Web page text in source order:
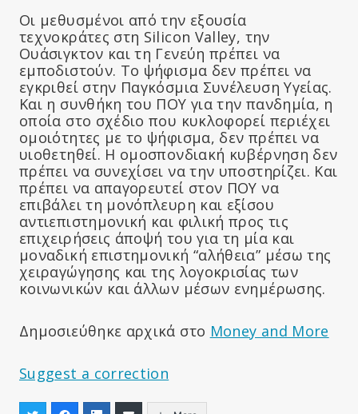
Οι μεθυσμένοι από την εξουσία
τεχνοκράτες στη Silicon Valley, την
Ουάσιγκτον και τη Γενεύη πρέπει να
εμποδιστούν. Το ψήφισμα δεν πρέπει να
εγκριθεί στην Παγκόσμια Συνέλευση Υγείας.
Και η συνθήκη του ΠΟΥ για την πανδημία, η
οποία στο σχέδιο που κυκλοφορεί περιέχει
ομοιότητες με το ψήφισμα, δεν πρέπει να
υιοθετηθεί. Η ομοσπονδιακή κυβέρνηση δεν
πρέπει να συνεχίσει να την υποστηρίζει. Και
πρέπει να απαγορευτεί στον ΠΟΥ να
επιβάλει τη μονόπλευρη και εξίσου
αντιεπιστημονική και φιλική προς τις
επιχειρήσεις άποψή του για τη μία και
μοναδική επιστημονική “αλήθεια” μέσω της
χειραγώγησης και της λογοκρισίας των
κοινωνικών και άλλων μέσων ενημέρωσης.
Δημοσιεύθηκε αρχικά στο Money and More
Suggest a correction